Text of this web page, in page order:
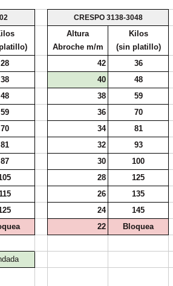
CRESPO 3138-3048
Altura
Abroche m/m
Kilos
(sin platillo)
28 42
36
38 40
48
48 38
59
59 36
70
70 34
81
81 32
93
87 30
100
28
125
26
135
24
145
22 Bloquea